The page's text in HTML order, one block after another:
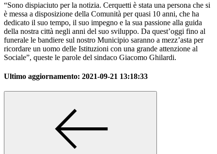
“Sono dispiaciuto per la notizia. Cerquetti è stata una persona che si
è messa a disposizione della Comunità per quasi 10 anni, che ha
dedicato il suo tempo, il suo impegno e la sua passione alla guida
della nostra città negli anni del suo sviluppo. Da quest’oggi fino al
funerale le bandiere sul nostro Municipio saranno a mezz’asta per
ricordare un uomo delle Istituzioni con una grande attenzione al
Sociale”, queste le parole del sindaco Giacomo Ghilardi.
Ultimo aggiornamento: 2021-09-21 13:18:33